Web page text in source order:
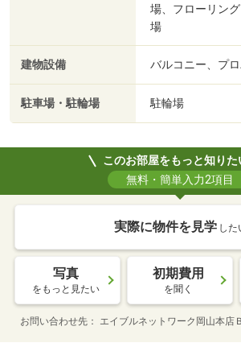
場、フローリン
場
建物設備 バルコニー、プ
駐車場・駐輪場 駐輪場
このお部屋をもっと知りた
無料・簡単入力2項目
実際に物件を見学 した
写真
をもっと見たい
初期費用
を聞く
お問い合わせ先 エイブルネットワーク岡山本店